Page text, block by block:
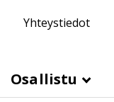
Yhteystiedot
Osallistu